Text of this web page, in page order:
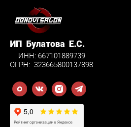
ИП Булатова Е.С.
ИНН: 667101889739
ОГРН: 323665800137898